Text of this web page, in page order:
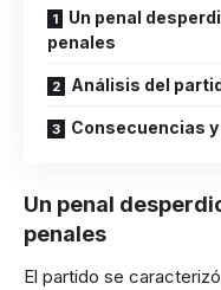
Un penal
penales
Análisis del
Consecuencias
Un penal
penales
El partido se